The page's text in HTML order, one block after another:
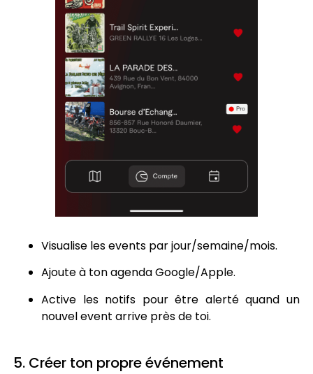
Visualise les events par jour/semaine/mois.
Ajoute à ton agenda Google/Apple.
Active les notifs pour être alerté quand un
nouvel event arrive près de toi.
5. Créer ton propre événement